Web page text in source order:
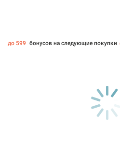
до 599 бонусов на следующие покупки